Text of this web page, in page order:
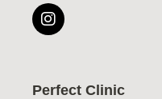
Perfect Clinic